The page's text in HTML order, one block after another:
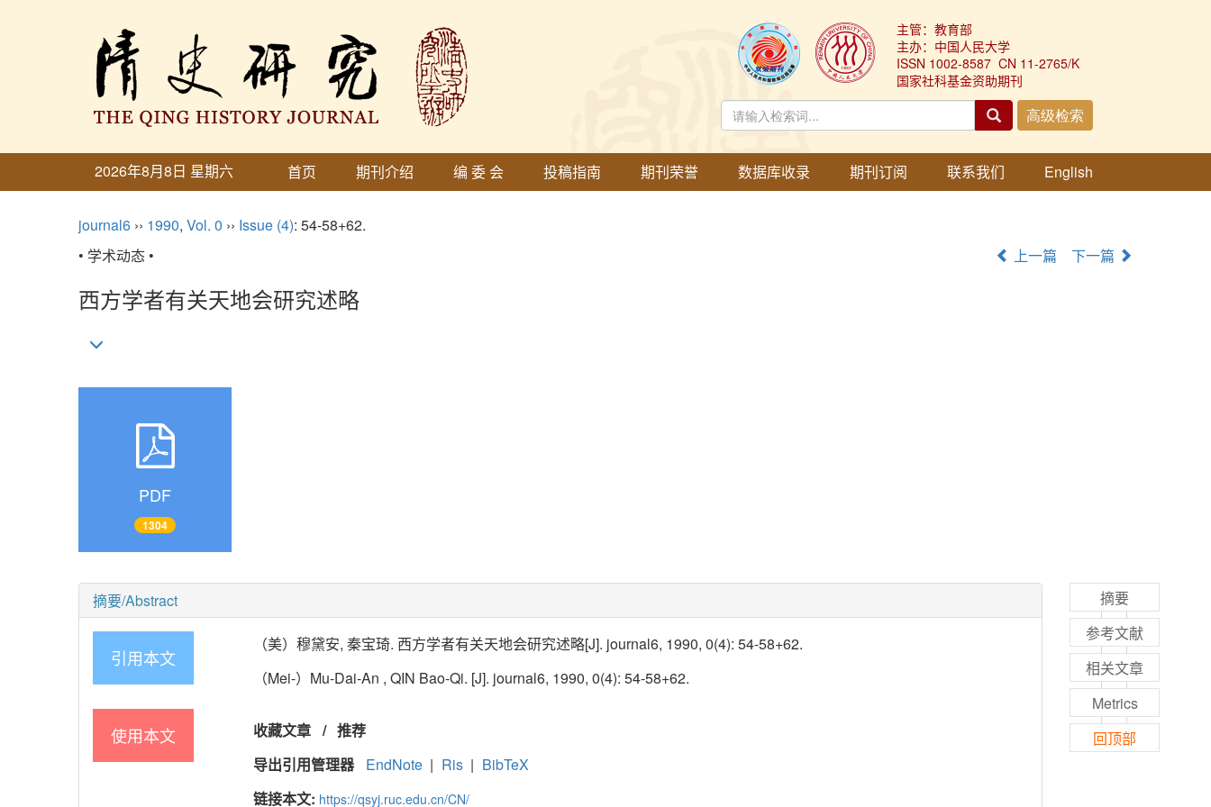
主管：教育部
主办：中国人民大学
ISSN 1002-8587 CN 11-2765/K
国家社科基金资助期刊
2026年8月8日 星期六 首页 期刊介绍 编 委 会 投稿指南 期刊荣誉 数据库收录 期刊订阅 联系我们 English
journal6 ›› 1990, Vol. 0 ›› Issue (4): 54-58+62.
• 学术动态 •
上一篇 下一篇
西方学者有关天地会研究述略
PDF
1304
摘要/Abstract
引用本文
（美）穆黛安, 秦宝琦. 西方学者有关天地会研究述略[J]. journal6, 1990, 0(4): 54-58+62.
（Mei-）Mu-Dai-An , QIN Bao-Qi. [J]. journal6, 1990, 0(4): 54-58+62.
使用本文 收藏文章 / 推荐
导出引用管理器
EndNote | Ris | BibTeX
链接本文: https://qsyj.ruc.edu.cn/CN/
摘要
参考文献
相关文章
Metrics
回顶部